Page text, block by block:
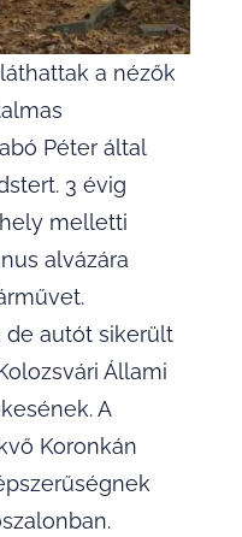
a nézők
Péter által
3 évig
melletti
alvázára
de autót sikerült
Állami
A
Koronkán